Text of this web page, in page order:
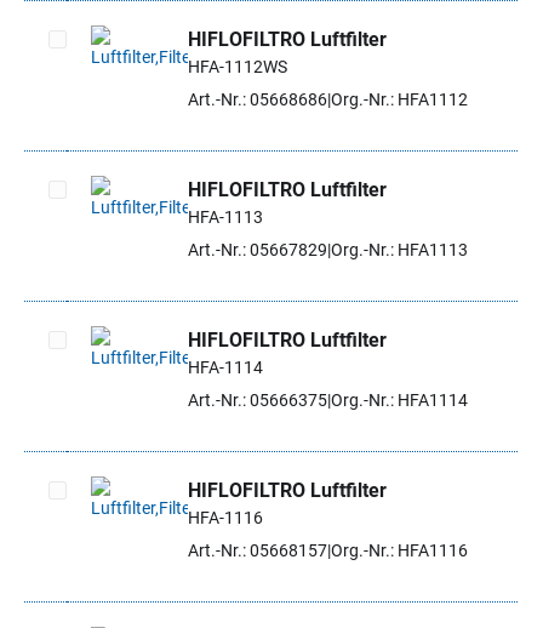
Artikel auswählen
HIFLOFILTRO Luftfilter
HFA-1112WS
Art.-Nr.: 05668686Org.-Nr.: HFA1112
Artikel auswählen
HIFLOFILTRO Luftfilter
HFA-1113
Art.-Nr.: 05667829 Org.-Nr.: HFA1113
Artikel auswählen
HIFLOFILTRO Luftfilter
HFA-1114
Art.-Nr.: 05666375Org.-Nr.: HFA1114
Artikel auswählen
HIFLOFILTRO Luftfilter
HFA-1116
Art.-Nr.: 05668157Org.-Nr.: HFA1116